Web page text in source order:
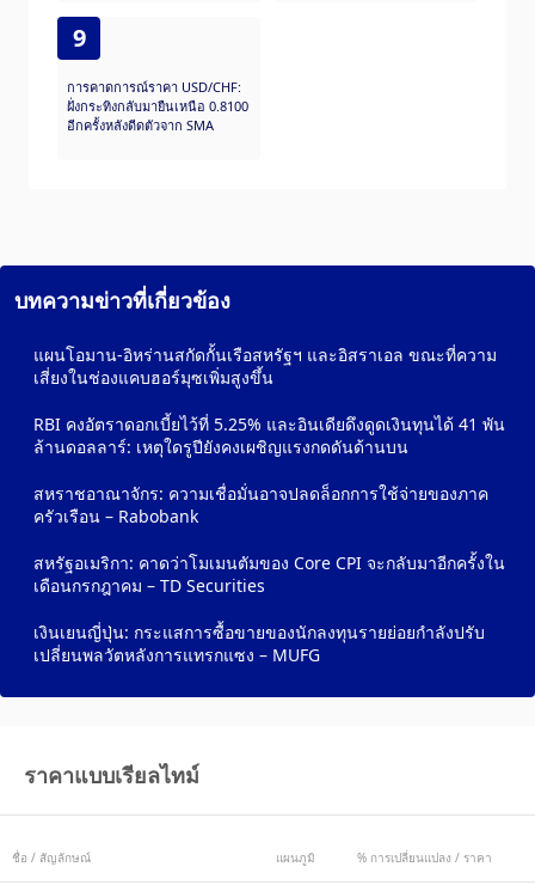
9
การคาดการณ์ราคา USD/CHF:
ฝั่งกระทิงกลับมายืนเหนือ 0.8100
อีกครั้งหลังดีดตัวจาก SMA
บทความข่าวที่เกี่ยวข้อง
แผนโอมาน-อิหร่านสกัดกั้นเรือสหรัฐฯ และอิสราเอล ขณะที่ความ
เสี่ยงในช่องแคบฮอร์มุซเพิ่มสูงขึ้น
RBI คงอัตราดอกเบี้ยไว้ที่ 5.25% และอินเดียดึงดูดเงินทุนได้ 41 พัน
ล้านดอลลาร์: เหตุใดรูปียังคงเผชิญแรงกดดันด้านบน
สหราชอาณาจักร: ความเชื่อมั่นอาจปลดล็อกการใช้จ่ายของภาค
ครัวเรือน – Rabobank
สหรัฐอเมริกา: คาดว่าโมเมนตัมของ Core CPI จะกลับมาอีกครั้งใน
เดือนกรกฎาคม – TD Securities
เงินเยนญี่ปุ่น: กระแสการซื้อขายของนักลงทุนรายย่อยกำลังปรับ
เปลี่ยนพลวัตหลังการแทรกแซง – MUFG
ราคาแบบเรียลไทม์
ชื่อ / สัญลักษณ์ แผนภูมิ % การเปลี่ยนแปลง / ราคา